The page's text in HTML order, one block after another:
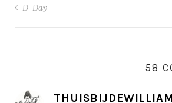
D-Day
58